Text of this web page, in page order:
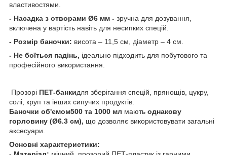
властивостями.
- Насадка з отворами Ø6 мм - зручна для дозування,
включена у вартість навіть для несипких спецій.
- Розмір баночки: висота – 11,5 см, діаметр – 4 см.
- Не боїться падінь, ідеально підходить для побутового та
професійного використання.
Прозорі ПЕТ-банкидля зберігання спецій, прянощів, цукру,
солі, круп та інших сипучих продуктів.
Баночки об'ємом500 та 1000 мл мають однакову
горловину (Ø6.3 см), що дозволяє використовувати загальні
аксесуари.
Основні характеристики: